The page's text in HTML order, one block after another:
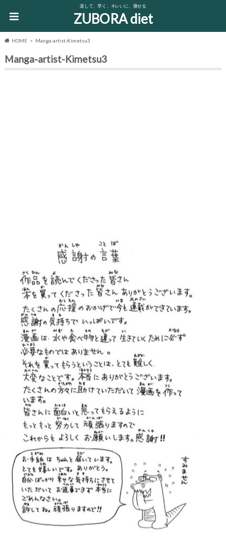
楽して、早く、キレいに、痩せる
ZUBORA diet
HOME Manga-artist-Kimetsu3
Manga-artist-Kimetsu3